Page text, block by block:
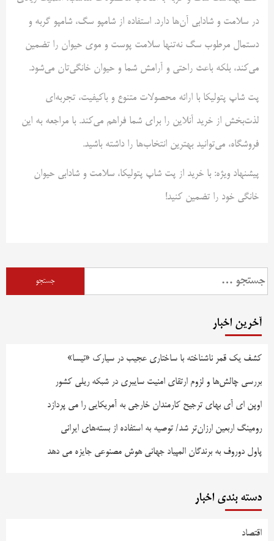
در سلامت و شادابی آن‌ها دارد. استفاده از شامپو سگ، شامپو گربه و
دستمال مرطوب سگ نه‌تنها سلامت پوست و موی حیوان را تضمین
می‌کند، بلکه باعث راحتی و آرامش شما و حیوان خانگی‌تان می‌شود.
پت شاپ پتولیکا با ارائه محصولات متنوع و باکیفیت، تجربه‌ای
لذت‌بخش از خرید آنلاین را برای شما فراهم می‌کند. با مراجعه به این
فروشگاه، می‌توانید بهترین انتخاب‌ها را داشته باشید.
پیشنهاد ویژه: با خرید از پت شاپ پتولیکا، سلامت و شادابی حیوان
خانگی خود را تضمین کنید!
جستجو
برای:
آخرین اخبار
کشف یک قمر ناشناخته با ساختاری عجیب در سیارک «نیسا»
بررسی چالش‌ها و لزوم ارتقای امنیت سایبری در شبکه ریلی کشور
اوپن ای آی بهای ترجیح کارمندان خارجی به آمریکایی را می پردازد
رومینگ اربعین ارزان‌تر شد/ توصیه به استفاده از بسته‌های ایرانی
پاول دوروف به برندگان المپیاد جهانی هوش مصنوعی جایزه می دهد
دسته بندی اخبار
اقتصاد